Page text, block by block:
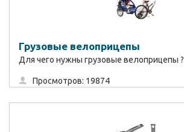
Грузовые велоприцепы
Для чего нужны грузовые велоприцепы ?
Просмотров: 19874